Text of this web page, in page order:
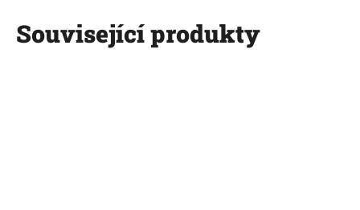
Související produkty